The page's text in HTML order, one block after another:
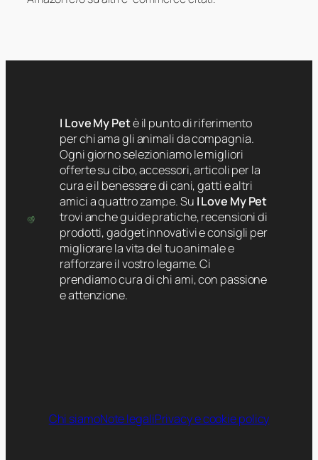
I Love My Petè il punto di riferimento
per chi ama gli animali da compagnia.
Ogni giorno selezioniamo le migliori
offerte su cibo, accessori, articoli per la
cura e il benessere di cani, gatti e altri
amici a quattro zampe. Su I Love My Pet
trovi anche guide pratiche, recensioni di
prodotti, gadget innovativi e consigli per
migliorare la vita del tuo animale e
rafforzare il vostro legame. Ci
prendiamo cura di chi ami, con passione
e attenzione.
Chi siamoNote legaliPrivacy e cookie policy